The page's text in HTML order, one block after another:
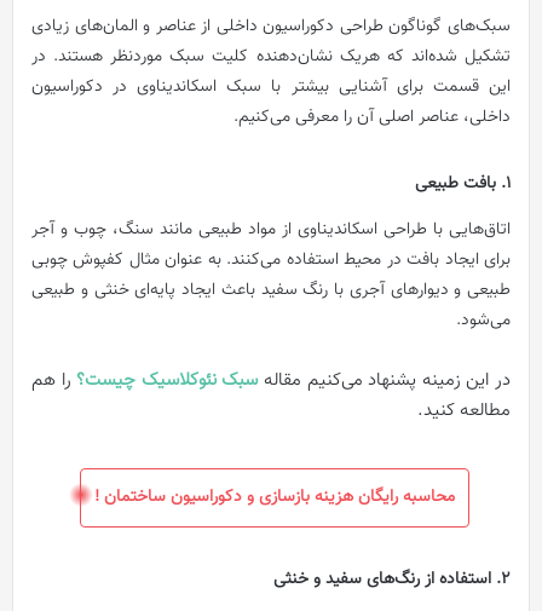
سبک‌های گوناگون طراحی دکوراسیون داخلی از عناصر و المان‌های زیادی
تشکیل شده‌اند که هریک نشان‌دهنده کلیت سبک موردنظر هستند. در
این قسمت برای آشنایی بیشتر با سبک اسکاندیناوی در دکوراسیون
داخلی، عناصر اصلی آن را معرفی می‌کنیم.
1. بافت طبیعی
اتاق‌هایی با طراحی اسکاندیناوی از مواد طبیعی مانند سنگ، چوب و آجر
برای ایجاد بافت در محیط استفاده می‌کنند. به عنوان مثال کفپوش چوبی
طبیعی و دیوارهای آجری با رنگ سفید باعث ایجاد پایه‌ای خنثی و طبیعی
می‌شود.
در این زمینه پشنهاد می‌کنیم مقالهسبک نئوکلاسیک چیست؟ را هم
مطالعه کنید.
محاسبه رایگان هزینه بازسازی و دکوراسیون ساختمان !
2. استفاده از رنگ‌های سفید و خنثی